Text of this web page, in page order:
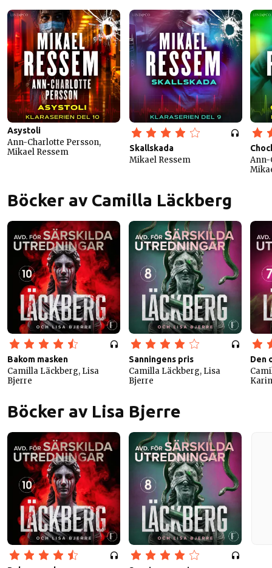
Asystoli
Ann-Charlotte Persson,
Mikael Ressem
Skallskada
Mikael Ressem
Ann-
Böcker av Camilla Läckberg
Bakom masken
Camilla Läckberg, Lisa
Bjerre
Sanningens pris
Camilla Läckberg, Lisa
Bjerre
Den
Böcker av Lisa Bjerre